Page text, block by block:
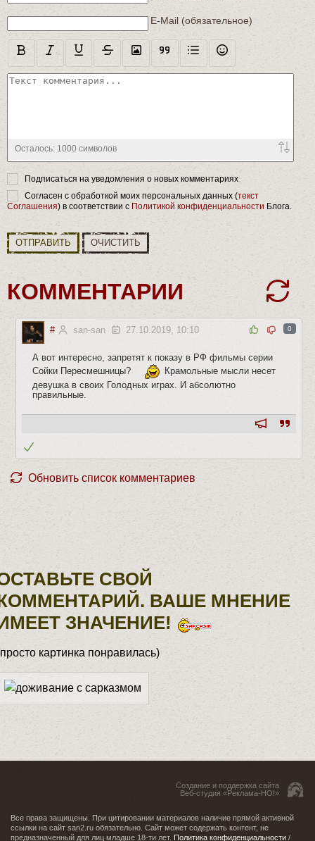
E-Mail (обязательное)
Осталось: 1000 символов
Подписаться на уведомления о новых комментариях
Согласен с обработкой моих персональных данных (текст
Соглашения) в соответствии с Политикой конфиденциальности Блога.
ОТПРАВИТЬ ОЧИСТИТЬ
КОММЕНТАРИИ
# san-san 27.10.2019, 10:10 0
А вот интересно, запретят к показу в РФ фильмы серии
Сойки Пересмешницы?
Крамольные мысли несет
девушка в своих Голодных играх. И абсолютно
правильные.
Обновить список комментариев
СВОЙ
ВАШЕ МНЕНИЕ
ЗНАЧЕНИЕ!
картинка понравилась)
Создание и поддержка сайта
Веб-студия «Реклама-НО!»
Все права защищены. При цитировании материалов наличие прямой активной
ссылки на сайт san2.ru обязательно. Сайт может содержать контент, не
предназначенный для лиц младше 18-ти лет. Политика конфиденциальности /